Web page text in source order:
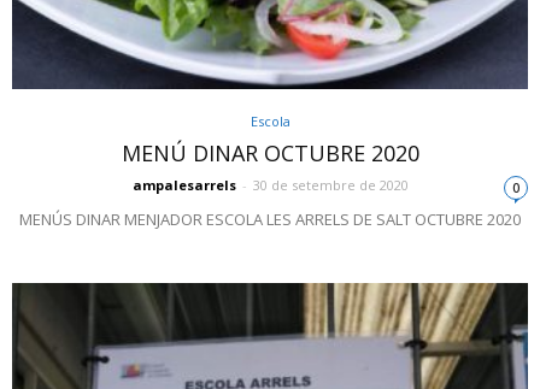
Escola
MENÚ DINAR OCTUBRE 2020
ampalesarrels - 30 de setembre de 2020 0
MENÚS DINAR MENJADOR ESCOLA LES ARRELS DE SALT OCTUBRE 2020